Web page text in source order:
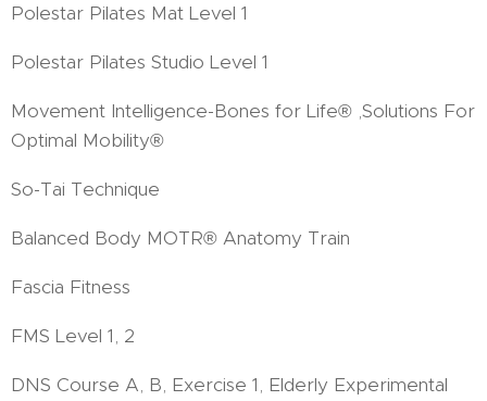
Polestar Pilates Mat Level 1
Polestar Pilates Studio Level 1
Movement Intelligence-Bones for Life® ,Solutions For
Optimal Mobility®
So-Tai Technique
Balanced Body MOTR® Anatomy Train
Fascia Fitness
FMS Level 1, 2
DNS Course A, B, Exercise 1, Elderly Experimental